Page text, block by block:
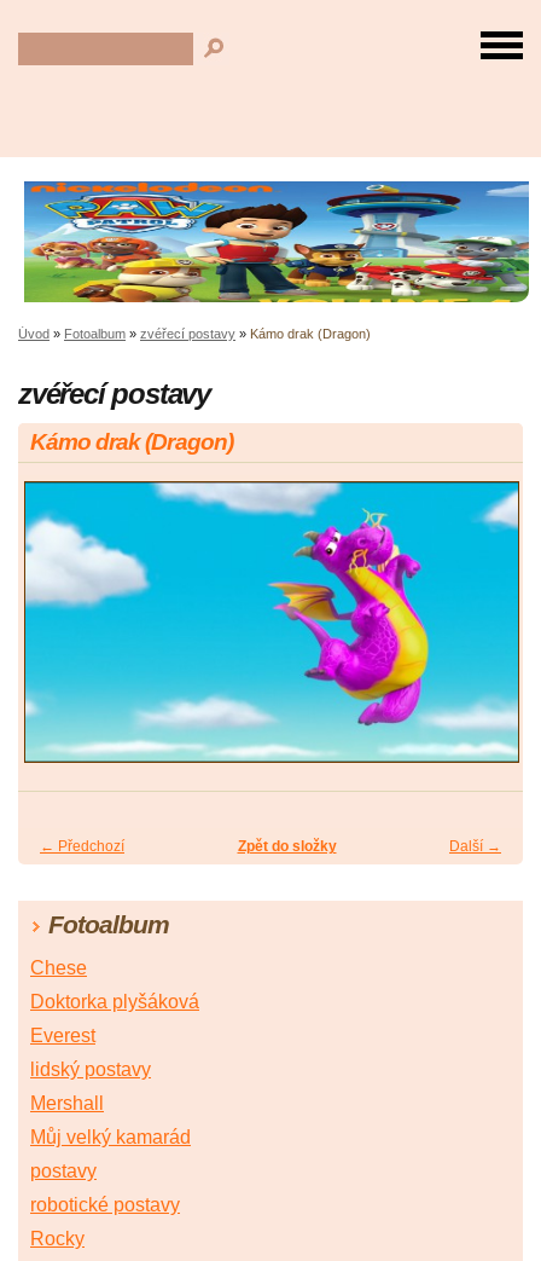
Úvod » Fotoalbum » zvéřecí postavy » Kámo drak (Dragon)
zvéřecí postavy
Kámo drak (Dragon)
← Předchozí Další →
Zpět do složky
Fotoalbum
Chese
Doktorka plyšáková
Everest
lidský postavy
Mershall
Můj velký kamarád
postavy
robotické postavy
Rocky